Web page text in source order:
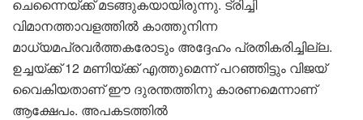
ചെന്നൈയ്ക്ക് മടങ്ങുകയായിരുന്നു. ട്രിച്ചി
വിമാനത്താവളത്തിൽ കാത്തുനിന്ന
മാധ്യമപ്രവർത്തകരോടും അദ്ദേഹം പ്രതികരിച്ചില്ല.
ഉച്ചയ്ക്ക് 12 മണിയ്ക്ക് എത്തുമെന്ന് പറഞ്ഞിട്ടും വിജയ്
വൈകിയതാണ് ഈ ദുരന്തത്തിനു കാരണമെന്നാണ്
ആക്ഷേപം. അപകടത്തിൽ